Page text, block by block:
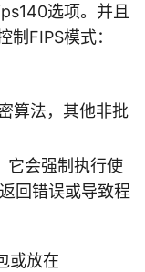
选项。并且
FIPS模式：
算法，其他非批
它会强制执行使
回错误或导致程
或放在